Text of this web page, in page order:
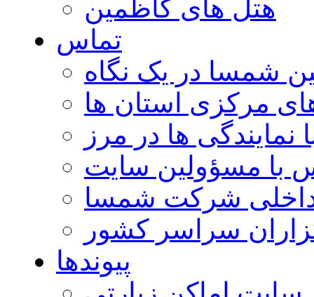
هتل های کاظمین
تماس
شمسا در یک نگاه
مرکزی استان ها
نمایندگی ها در مرز
با مسؤولین سایت
شرکت شمسا
سراسر کشور
پیوندها